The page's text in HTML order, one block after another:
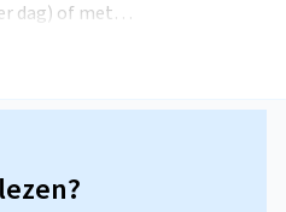
dag) of met…